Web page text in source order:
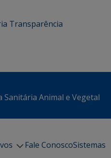
Transparência
Sanitária Animal e Vegetal
Fale ConoscoSistemas